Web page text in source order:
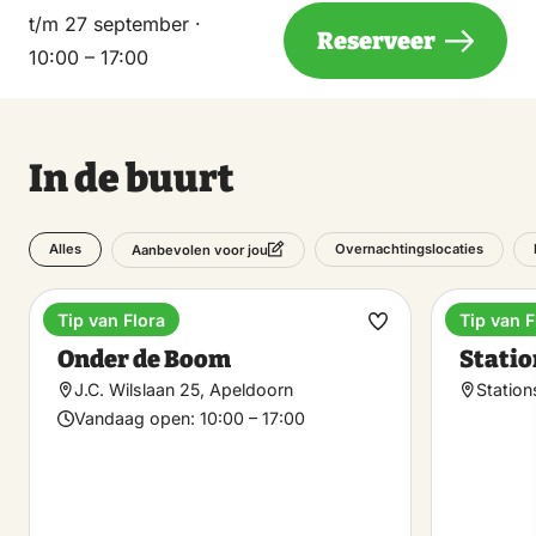
t/m 27 september ·
10:00 – 17:00
Reserveer
In de buurt
Alles Aanbevolen voor jou Overnachtingslocaties
Restaurants
Onder de Boom
J.C. Wilslaan 25, Apeldoorn
Vandaag open: 10:00 – 17:00
Tip van Flora
Maak
Tip van